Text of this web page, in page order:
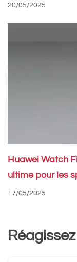
20/05/2025
Huawei Watch
ultime pour les
17/05/2025